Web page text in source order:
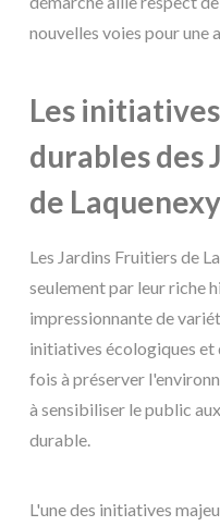
nouvelles voies pour une
Les
durables des
de Laquenexy
Les Jardins Fruitiers de
seulement par leur riche
impressionnante de
initiatives écologiques et
fois à préserver
à sensibiliser le public
durable.
L'une des initiatives